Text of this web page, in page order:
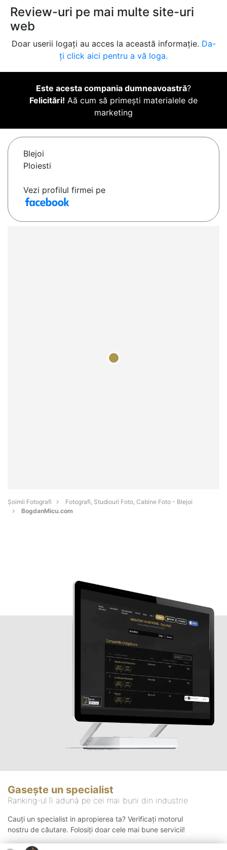
Review-uri pe mai multe site-uri
web
Doar userii logați au acces la această informație. Da-
ți click aici pentru a vă loga.
Este acesta compania dumneavoastră?
Felicitări! Aă cum să primești materialele de
marketing
Blejoi
Ploiesti
Vezi profilul firmei pe
Șoimii Fotografi
Fotografi, Studiouri Foto, Cabine Foto - Blejoi
BogdanMicu.com
Gasește un specialist
Ranking-ul îi adună pe cei mai buni din industrie
Cauți un specialist in apropierea ta? Verificați motorul
nostru de căutare. Folosiți doar cele mai bune servicii!